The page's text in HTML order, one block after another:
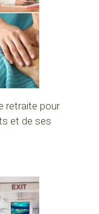
retraite pour
et de ses